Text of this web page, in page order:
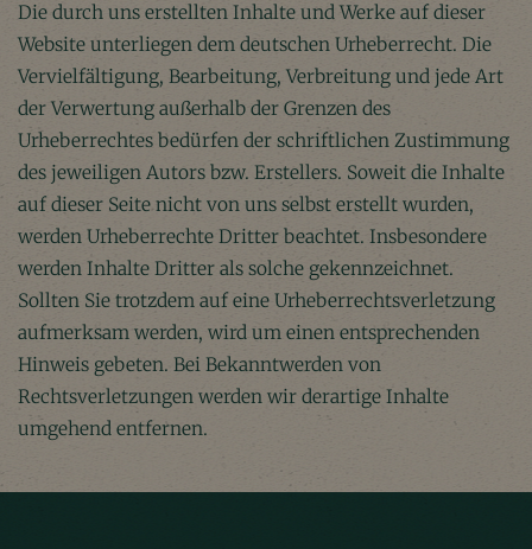
Die durch uns erstellten Inhalte und Werke auf dieser
Website unterliegen dem deutschen Urheberrecht. Die
Vervielfältigung, Bearbeitung, Verbreitung und jede Art
der Verwertung außerhalb der Grenzen des
Urheberrechtes bedürfen der schriftlichen Zustimmung
des jeweiligen Autors bzw. Erstellers. Soweit die Inhalte
auf dieser Seite nicht von uns selbst erstellt wurden,
werden Urheberrechte Dritter beachtet. Insbesondere
werden Inhalte Dritter als solche gekennzeichnet.
Sollten Sie trotzdem auf eine Urheberrechtsverletzung
aufmerksam werden, wird um einen entsprechenden
Hinweis gebeten. Bei Bekanntwerden von
Rechtsverletzungen werden wir derartige Inhalte
umgehend entfernen.